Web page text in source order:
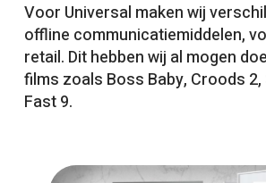
Voor Universal maken wij
offline communicatiemiddelen,
retail. Dit hebben wij al mogen
films zoals Boss Baby, Croods 2,
Fast 9.